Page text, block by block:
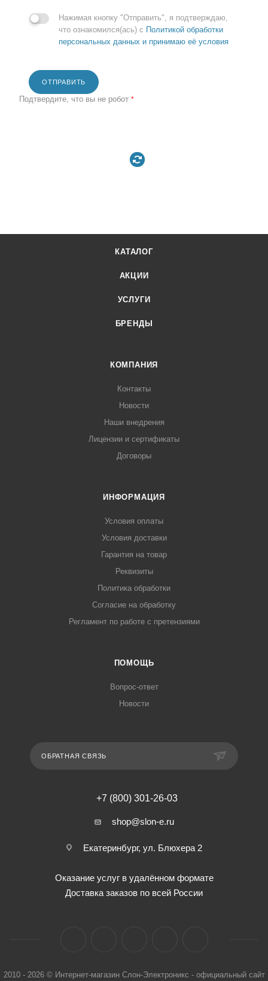
Нажимая кнопку "Отправить", я подтверждаю,
что ознакомился(ась) с Политикой обработки
персональных данных и принимаю её условия
ОТПРАВИТЬ
Подтвердите, что вы не робот *
КАТАЛОГ
АКЦИИ
УСЛУГИ
БРЕНДЫ
КОМПАНИЯ
Контакты
Новости
Наши внедрения
Лицензии и сертификаты
Договоры
ИНФОРМАЦИЯ
Условия оплаты
Условия доставки
Гарантия на товар
Реквизиты
Политика обработки
Согласие на обработку
Регламент по работе с претензиями
ПОМОЩЬ
Вопрос-ответ
Новости
ОБРАТНАЯ СВЯЗЬ
+7 (800) 301-26-03
shop@slon-e.ru
Екатеринбург, ул. Блюхера 2
Оказание услуг в удалённом формате
Доставка заказов по всей России
2010 - 2026 © Интернет-магазин Слон-Электроникс - официальный сайт